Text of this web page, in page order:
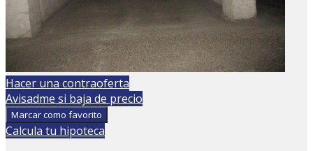
Hacer una contraoferta
Avisadme si baja de precio
Marcar como favorito
Calcula tu hipoteca